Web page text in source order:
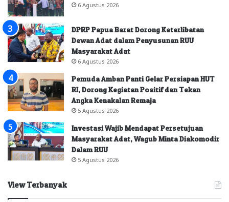
6 Agustus 2026
DPRP Papua Barat Dorong Keterlibatan
Dewan Adat dalam Penyusunan RUU
Masyarakat Adat
6 Agustus 2026
Pemuda Amban Panti Gelar Persiapan HUT
RI, Dorong Kegiatan Positif dan Tekan
Angka Kenakalan Remaja
5 Agustus 2026
Investasi Wajib Mendapat Persetujuan
Masyarakat Adat, Wagub Minta Diakomodir
Dalam RUU
5 Agustus 2026
View Terbanyak